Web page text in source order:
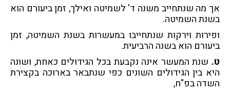
אך מה שנתחייב משנה ד' לשמיטה ואילך, זמן ביעורם הוא
בשנת השמיטה.
ופירות וירקות שנתחייבו במעשרות בשנת השמיטה, זמן
ביעורם הוא בשנה הרביעית.
ט. שנת המעשר אינה נקבעת בכל הגידולים כאחת, ושונה
היא בין הגידולים השונים כפי שנתבאר בארוכה בקצירת
השדהבפ"ח,